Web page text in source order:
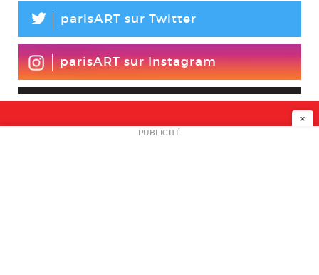
L parisART sur Twitter
parisART sur Instagram
NEWSLETTER
×
PUBLICITÉ